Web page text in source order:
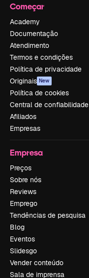
Começar
Academy
Documentação
Atendimento
Termos e condições
Política de privacidade
Originais New
Política de cookies
Central de confiabilidade
Afiliados
Empresas
Empresa
Preços
Sobre nós
Reviews
Emprego
Tendências de pesquisa
Blog
Eventos
Slidesgo
Vender conteúdo
Sala de imprensa